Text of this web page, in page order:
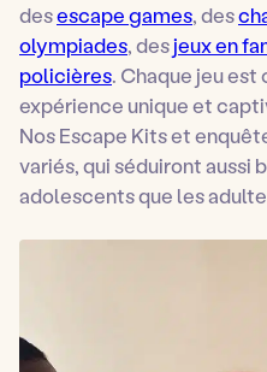
desescape games, des
olympiades, desjeux en
policières. Chaque jeu est
expérience unique et
Nos Escape Kits et
variés, qui séduiront aussi
adolescents que les